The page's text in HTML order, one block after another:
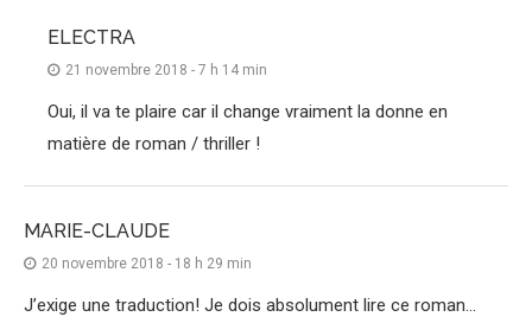
ELECTRA
21 novembre 2018 - 7 h 14 min
Oui, il va te plaire car il change vraiment la donne en
matière de roman / thriller !
MARIE-CLAUDE
20 novembre 2018 - 18 h 29 min
J’exige une traduction! Je dois absolument lire ce roman…